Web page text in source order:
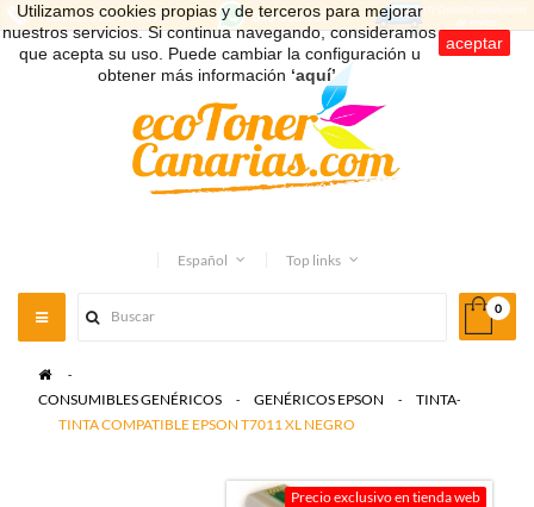
Utilizamos cookies propias y de terceros para mejorar
nuestros servicios. Si continua navegando, consideramos
que acepta su uso. Puede cambiar la configuración u
obtener más información ‘aquí’.
aceptar
Español Top links
0
Toggle
navigation
>
CONSUMIBLES GENÉRICOS
> GENÉRICOS EPSON >
TINTA
TINTA COMPATIBLE EPSON T7011 XL NEGRO
Precio exclusivo en tienda web